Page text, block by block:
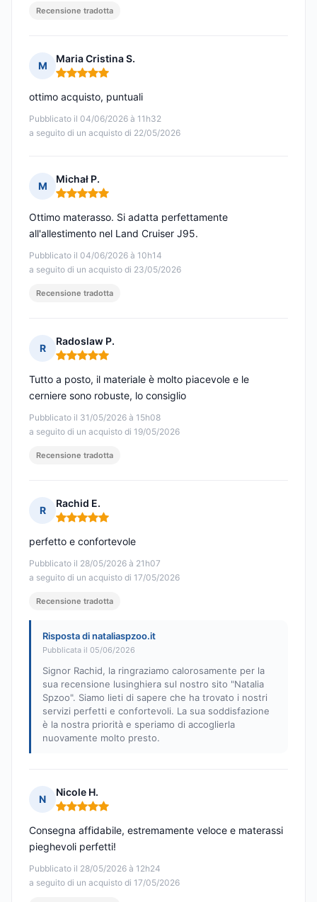
Recensione tradotta
M
Maria Cristina S.
Nota: 5 su 5
Pubblicato il 04/06/2026 à 11h32
a seguito di un acquisto di 22/05/2026
ottimo acquisto, puntuali
M
Michał P.
Nota: 5 su 5
Pubblicato il 04/06/2026 à 10h14
a seguito di un acquisto di 23/05/2026
Ottimo materasso. Si adatta perfettamente
all'allestimento nel Land Cruiser J95.
Recensione tradotta
R
Radoslaw P.
Nota: 5 su 5
Pubblicato il 31/05/2026 à 15h08
a seguito di un acquisto di 19/05/2026
Tutto a posto, il materiale è molto piacevole e le
cerniere sono robuste, lo consiglio
Recensione tradotta
R
Rachid E.
Nota: 5 su 5
Pubblicato il 28/05/2026 à 21h07
a seguito di un acquisto di 17/05/2026
perfetto e confortevole
Recensione tradotta
Risposta di nataliaspzoo.it
Pubblicata il 05/06/2026
Signor Rachid, la ringraziamo calorosamente per la
sua recensione lusinghiera sul nostro sito "Natalia
Spzoo". Siamo lieti di sapere che ha trovato i nostri
servizi perfetti e confortevoli. La sua soddisfazione
è la nostra priorità e speriamo di accoglierla
nuovamente molto presto.
N
Nicole H.
Nota: 5 su 5
Pubblicato il 28/05/2026 à 12h24
a seguito di un acquisto di 17/05/2026
Consegna affidabile, estremamente veloce e materassi
pieghevoli perfetti!